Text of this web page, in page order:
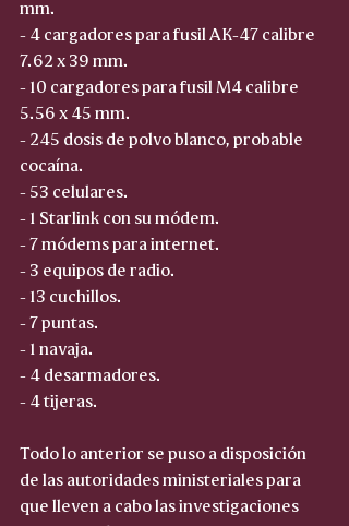
mm.
- 4 cargadores para fusil AK-47 calibre
7.62 x 39 mm.
- 10 cargadores para fusil M4 calibre
5.56 x 45 mm.
- 245 dosis de polvo blanco, probable
cocaína.
- 53 celulares.
- 1 Starlink con su módem.
- 7 módems para internet.
- 3 equipos de radio.
- 13 cuchillos.
- 7 puntas.
- 1 navaja.
- 4 desarmadores.
- 4 tijeras.
Todo lo anterior se puso a disposición
de las autoridades ministeriales para
que lleven a cabo las investigaciones